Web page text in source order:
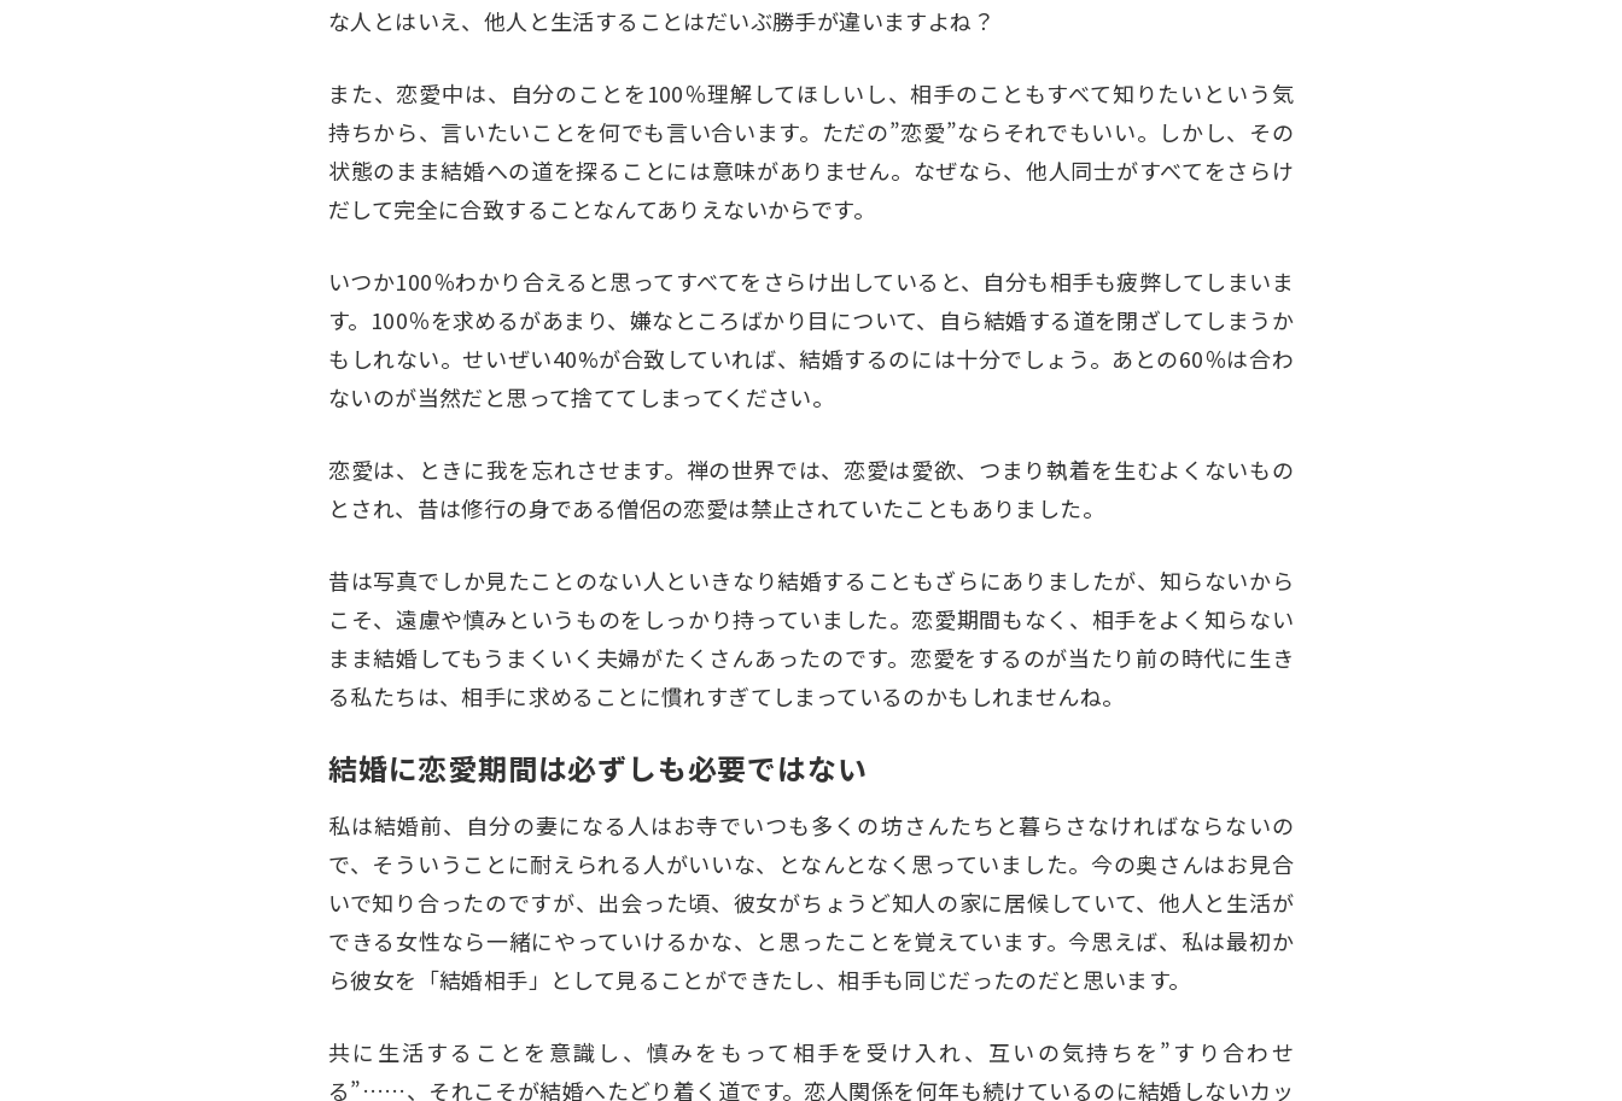
な人とはいえ、他人と生活することはだいぶ勝手が違いますよね？
また、恋愛中は、自分のことを100％理解してほしいし、相手のこともすべて知りたいという気
持ちから、言いたいことを何でも言い合います。ただの”恋愛”ならそれでもいい。しかし、その
状態のまま結婚への道を探ることには意味がありません。なぜなら、他人同士がすべてをさらけ
だして完全に合致することなんてありえないからです。
いつか100％わかり合えると思ってすべてをさらけ出していると、自分も相手も疲弊してしまいま
す。100％を求めるがあまり、嫌なところばかり目について、自ら結婚する道を閉ざしてしまうか
もしれない。せいぜい40%が合致していれば、結婚するのには十分でしょう。あとの60％は合わ
ないのが当然だと思って捨ててしまってください。
恋愛は、ときに我を忘れさせます。禅の世界では、恋愛は愛欲、つまり執着を生むよくないもの
とされ、昔は修行の身である僧侶の恋愛は禁止されていたこともありました。
昔は写真でしか見たことのない人といきなり結婚することもざらにありましたが、知らないから
こそ、遠慮や慎みというものをしっかり持っていました。恋愛期間もなく、相手をよく知らない
まま結婚してもうまくいく夫婦がたくさんあったのです。恋愛をするのが当たり前の時代に生き
る私たちは、相手に求めることに慣れすぎてしまっているのかもしれませんね。
結婚に恋愛期間は必ずしも必要ではない
私は結婚前、自分の妻になる人はお寺でいつも多くの坊さんたちと暮らさなければならないの
で、そういうことに耐えられる人がいいな、となんとなく思っていました。今の奥さんはお見合
いで知り合ったのですが、出会った頃、彼女がちょうど知人の家に居候していて、他人と生活が
できる女性なら一緒にやっていけるかな、と思ったことを覚えています。今思えば、私は最初か
ら彼女を「結婚相手」として見ることができたし、相手も同じだったのだと思います。
共に生活することを意識し、慎みをもって相手を受け入れ、互いの気持ちを”すり合わせ
る”……、それこそが結婚へたどり着く道です。恋人関係を何年も続けているのに結婚しないカッ